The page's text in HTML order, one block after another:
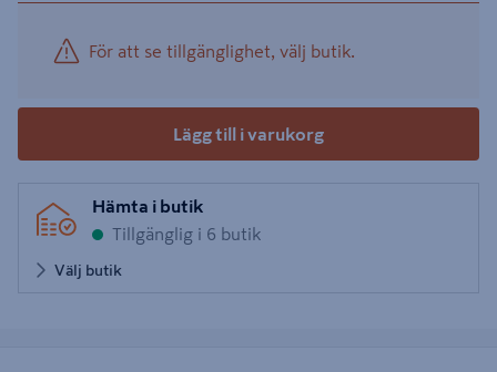
För att se tillgänglighet, välj butik.
Lägg till i varukorg
Hämta i butik
Tillgänglig i 6 butik
Välj butik